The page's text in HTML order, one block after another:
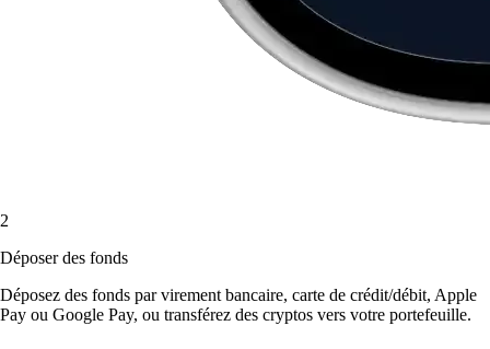
2
Déposer des fonds
Déposez des fonds par virement bancaire, carte de crédit/débit, Apple
Pay ou Google Pay, ou transférez des cryptos vers votre portefeuille.